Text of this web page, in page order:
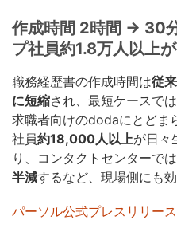
作成時間 2時間 → 30
プ社員約1.8万人以上
職務経歴書の作成時間は従
に短縮され、最短ケースでは
求職者向けのdodaにとどま
社員約18,000人以上が日々
り、コンタクトセンターで
半減するなど、現場側にも
パーソル公式プレスリリース